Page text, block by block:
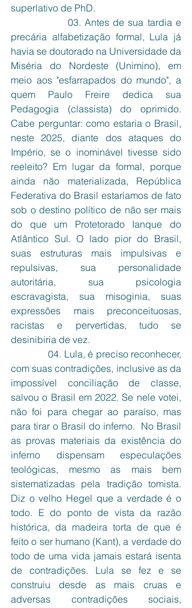
superlativo de PhD.
03. Antes de sua tardia e
precária alfabetização formal, Lula já
havia se doutorado na Universidade da
Miséria do Nordeste (Unimino), em
meio aos "esfarrapados do mundo", a
quem Paulo Freire dedica sua
Pedagogia (classista) do oprimido.
Cabe perguntar: como estaria o Brasil,
neste 2025, diante dos ataques do
Império, se o inominável tivesse sido
reeleito? Em lugar da formal, porque
ainda não materializada, República
Federativa do Brasil estaríamos de fato
sob o destino político de não ser mais
do que um Protetorado Ianque do
Atlântico Sul. O lado pior do Brasil,
suas estruturas mais impulsivas e
repulsivas, sua personalidade
autoritária, sua psicologia
escravagista, sua misoginia, suas
expressões mais preconceituosas,
racistas e pervertidas, tudo se
desinibiria de vez.
04. Lula, é preciso reconhecer,
com suas contradições, inclusive as da
impossível conciliação de classe,
salvou o Brasil em 2022. Se nele votei,
não foi para chegar ao paraíso, mas
para tirar o Brasil do inferno.  No Brasil
as provas materiais da existência do
inferno dispensam especulações
teológicas, mesmo as mais bem
sistematizadas pela tradição tomista.
Diz o velho Hegel que a verdade é o
todo. E do ponto de vista da razão
histórica, da madeira torta de que é
feito o ser humano (Kant), a verdade do
todo de uma vida jamais estará isenta
de contradições. Lula se fez e se
construiu desde as mais cruas e
adversas contradições sociais,